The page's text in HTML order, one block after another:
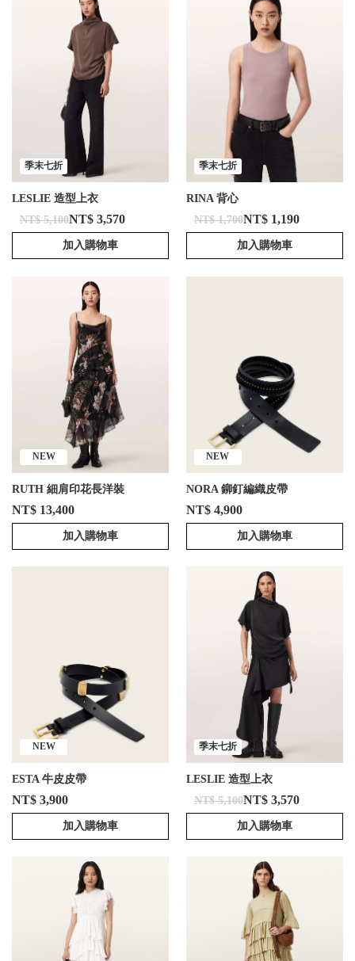
季末七折
LESLIE 造型上衣
NT$ 5,100NT$ 3,570
加入購物車
季末七折
RINA 背心
NT$ 1,700NT$ 1,190
加入購物車
NEW
RUTH 細肩印花長洋裝
NT$ 13,400
加入購物車
NEW
NORA 鉚釘編織皮帶
NT$ 4,900
加入購物車
NEW
ESTA 牛皮皮帶
NT$ 3,900
加入購物車
季末七折
LESLIE 造型上衣
NT$ 5,100NT$ 3,570
加入購物車